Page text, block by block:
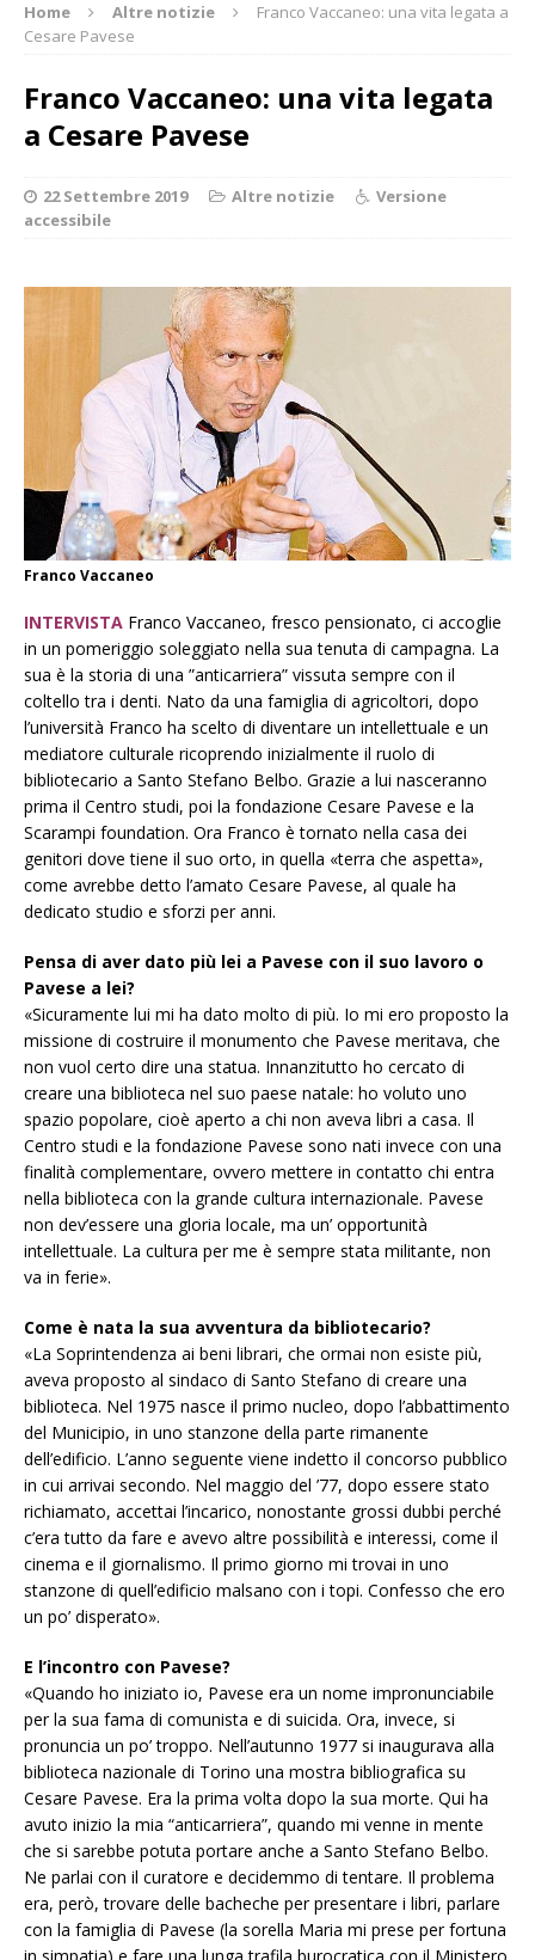
Home Altre notizie
Franco Vaccaneo: una vita legata a
Cesare Pavese
Franco Vaccaneo: una vita legata
a Cesare Pavese
22 Settembre 2019 Altre notizie
Versione
accessibile
Franco Vaccaneo
INTERVISTA Franco Vaccaneo, fresco pensionato, ci accoglie
in un pomeriggio soleggiato nella sua tenuta di campagna. La
sua è la storia di una ”anticarriera” vissuta sempre con il
coltello tra i denti. Nato da una famiglia di agricoltori, dopo
l’università Franco ha scelto di diventare un intellettuale e un
mediatore culturale ricoprendo inizialmente il ruolo di
bibliotecario a Santo Stefano Belbo. Grazie a lui nasceranno
prima il Centro studi, poi la fondazione Cesare Pavese e la
Scarampi foundation. Ora Franco è tornato nella casa dei
genitori dove tiene il suo orto, in quella «terra che aspetta»,
come avrebbe detto l’amato Cesare Pavese, al quale ha
dedicato studio e sforzi per anni.
Pensa di aver dato più lei a Pavese con il suo lavoro o
Pavese a lei?
«Sicuramente lui mi ha dato molto di più. Io mi ero proposto la
missione di costruire il monumento che Pavese meritava, che
non vuol certo dire una statua. Innanzitutto ho cercato di
creare una biblioteca nel suo paese natale: ho voluto uno
spazio popolare, cioè aperto a chi non aveva libri a casa. Il
Centro studi e la fondazione Pavese sono nati invece con una
finalità complementare, ovvero mettere in contatto chi entra
nella biblioteca con la grande cultura internazionale. Pavese
non dev’essere una gloria locale, ma un’ opportunità
intellettuale. La cultura per me è sempre stata militante, non
va in ferie».
Come è nata la sua avventura da bibliotecario?
«La Soprintendenza ai beni librari, che ormai non esiste più,
aveva proposto al sindaco di Santo Stefano di creare una
biblioteca. Nel 1975 nasce il primo nucleo, dopo l’abbattimento
del Municipio, in uno stanzone della parte rimanente
dell’edificio. L’anno seguente viene indetto il concorso pubblico
in cui arrivai secondo. Nel maggio del ’77, dopo essere stato
richiamato, accettai l’incarico, nonostante grossi dubbi perché
c’era tutto da fare e avevo altre possibilità e interessi, come il
cinema e il giornalismo. Il primo giorno mi trovai in uno
stanzone di quell’edificio malsano con i topi. Confesso che ero
un po’ disperato».
E l’incontro con Pavese?
«Quando ho iniziato io, Pavese era un nome impronunciabile
per la sua fama di comunista e di suicida. Ora, invece, si
pronuncia un po’ troppo. Nell’autunno 1977 si inaugurava alla
biblioteca nazionale di Torino una mostra bibliografica su
Cesare Pavese. Era la prima volta dopo la sua morte. Qui ha
avuto inizio la mia “anticarriera”, quando mi venne in mente
che si sarebbe potuta portare anche a Santo Stefano Belbo.
Ne parlai con il curatore e decidemmo di tentare. Il problema
era, però, trovare delle bacheche per presentare i libri, parlare
con la famiglia di Pavese (la sorella Maria mi prese per fortuna